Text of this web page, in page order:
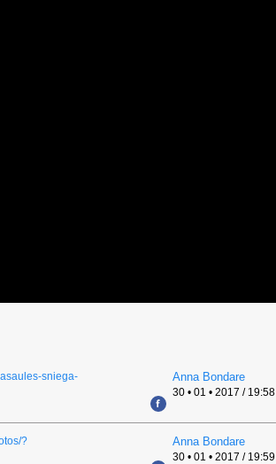
sniega-
Anna Bondare
30 • 01 • 2017 / 19:58
?
Anna Bondare
30 • 01 • 2017 / 19:59